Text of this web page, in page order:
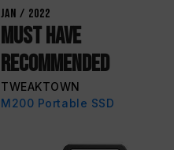
Jan / 2022
MUST HAVE
RECOMMENDED
TWEAKTOWN
M200 Portable SSD